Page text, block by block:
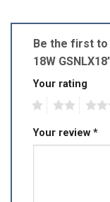
Be the first to
18W
Your rating
Your review *